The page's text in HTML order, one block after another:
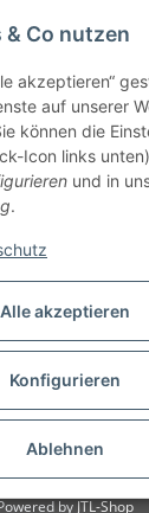
Alle akzeptieren
Konfigurieren
Ablehnen
Co nutzen
akzeptieren“
auf unserer
können die
Icon links
und in
.
(10-17 Uhr)
widerrufen
USt., zzgl.Versand
byJTL-Shop